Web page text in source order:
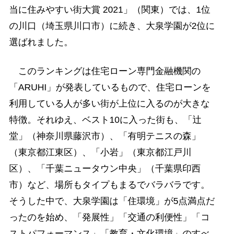
当に住みやすい街大賞 2021」（関東）では、1位
の川口（埼玉県川口市）に続き、大泉学園が2位に
選ばれました。
このランキングは住宅ローン専門金融機関の
「ARUHI」が発表しているもので、住宅ローンを
利用している人が多い街が上位に入るのが大きな
特徴。それゆえ、ベスト10に入った街も、「辻
堂」（神奈川県藤沢市）、「有明テニスの森」
（東京都江東区）、「小岩」（東京都江戸川
区）、「千葉ニュータウン中央」（千葉県印西
市）など、場所もタイプもまるでバラバラです。
そうした中で、大泉学園は「住環境」が5点満点だ
ったのを始め、「発展性」「交通の利便性」「コ